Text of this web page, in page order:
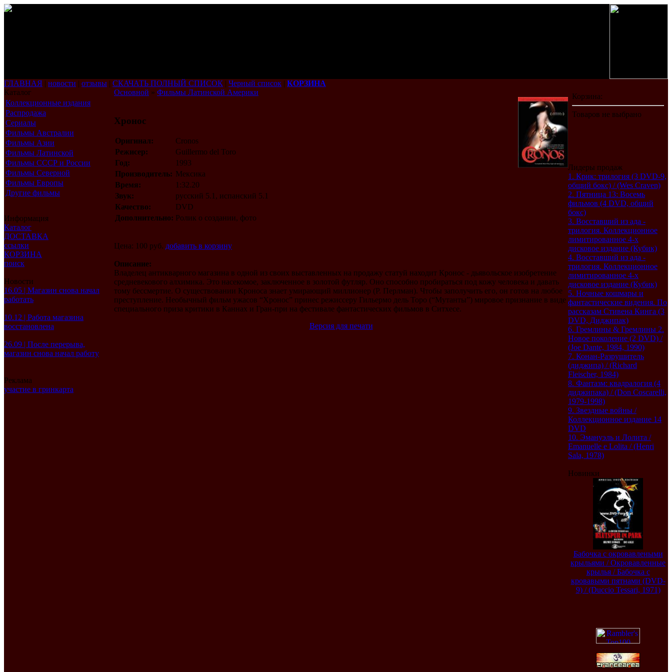
ГЛАВНАЯ | новости | отзывы | СКАЧАТЬ ПОЛНЫЙ СПИСОК | Черный список | КОРЗИНА
Каталог
Коллекционные издания
Распродажа
Сериалы
Фильмы Австралии
Фильмы Азии
Фильмы Латинской
Америки
Фильмы СССР и России
Фильмы Северной
Америки
Фильмы Европы
Другие фильмы
Информация
Каталог
ДОСТАВКА
ссылки
КОРЗИНА
поиск
Новости
16.05 | Магазин снова начал
работать
10.12 | Работа магазина
восстановлена
26.09 | После перерыва,
магазин снова начал работу
Реклама
участие в гринкарта
Основной » Фильмы Латинской Америки
Хронос
Оригинал:
Cronos
Режисер:
Guillermo del Toro
Год:
1993
Производитель: Мексика
Время:
1:32.20
Звук:
русский 5.1, испанский 5.1
Качество:
DVD
Дополнительно: Ролик о создании, фото
Цена: 100 руб. добавить в корзину
Описание:
Владелец антикварного магазина в одной из своих выставленных на продажу статуй находит Кронос - дьявольское изобретение
средневекового алхимика. Это насекомое, заключенное в золотой футляр. Оно способно пробираться под кожу человека и давать
тому бессмертие. О существовании Кроноса знает умирающий миллионер (Р. Перлман). Чтобы заполучить его, он готов на любое
преступление. Необычный фильм ужасов “Хронос” принес режиссеру Гильермо дель Торо (“Мутанты”) мировое признание в виде
специального приза критики в Каннах и Гран-при на фестивале фантастических фильмов в Ситхесе.
Версия для печати
Лидеры продаж
1. Крик: трилогия (3 DVD-9,
общий бокс) / (Wes Craven)
2. Пятница 13: Восемь
фильмов (4 DVD, общий
бокс)
3. Восставший из ада -
трилогия. Коллекционное
лимитированное 4-х
дисковое издание (Кубик)
4. Восставший из ада -
трилогия. Коллекционное
лимитированное 4-х
дисковое издание (Кубик)
5. Ночные кошмары и
фантастические видения. По
рассказам Стивена Кинга (3
DVD, Диджипак)
6. Гремлины & Гремлины 2.
Новое поколение (2 DVD) /
(Joe Dante, 1984, 1990)
7. Конан-Разрушитель
(диджипа) / (Richard
Fleischer, 1984)
8. Фантазм: квадралогия (4
диджипака) / (Don Coscarelli,
1979-1998)
9. Звездные войны /
Коллекционное издание 14
DVD
10. Эмануэль и Лолита /
Emanuelle e Lolita / (Henri
Sala, 1978)
Новинки
Бабочка с окровавлеными
крыльями / Окровавленные
крылья / Бабочка с
кровавыми пятнами (DVD-
9) / (Duccio Tessari, 1971)